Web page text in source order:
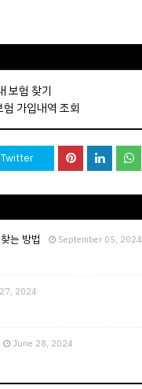
보험 찾기
가입내역 조회
Twitter
는 방법 September 05, 2024
2024
June 28, 2024